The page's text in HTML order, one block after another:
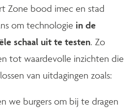
Zone bood imec en stad
om technologie in de
schaal uit te testen. Zo
tot waardevolle inzichten die
van uitdagingen zoals:
we burgers om bij te dragen